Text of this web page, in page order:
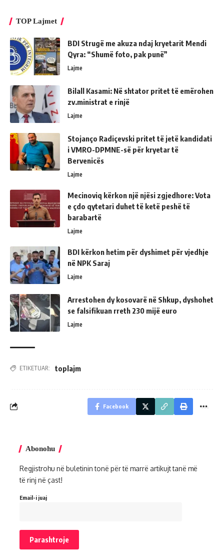
TOP Lajmet
BDI Strugë me akuza ndaj kryetarit Mendi
Qyra: “Shumë foto, pak punë”
Lajme
Bilall Kasami: Në shtator pritet të emërohen
zv.ministrat e rinjë
Lajme
Stojanço Radiçevski pritet të jetë kandidati
i VMRO-DPMNE-së për kryetar të
Bervenicës
Lajme
Mecinoviq kërkon një njësi zgjedhore: Vota
e çdo qytetari duhet të ketë peshë të
barabartë
Lajme
BDI kërkon hetim për dyshimet për vjedhje
në NPK Saraj
Lajme
Arrestohen dy kosovarë në Shkup, dyshohet
se falsifikuan rreth 230 mijë euro
Lajme
ETIKETUAR: toplajm
Facebook
Abonohu
Regjistrohu në buletinin tonë për të marrë artikujt tanë më
të rinj në çast!
Email-i juaj